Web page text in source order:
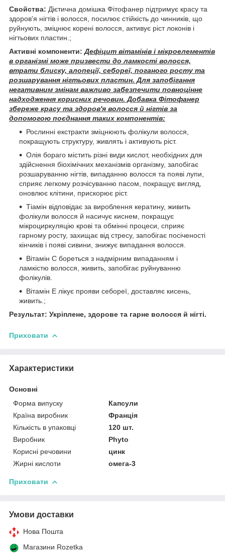
Свойства: Дієтична домішка Фітофанер підтримує красу та
здоров'я нігтів і волосся, посилює стійкість до чинників, що
руйнують, зміцнює корені волосся, активує ріст локонів і
нігтьових пластин.;
Активні компоненти: Дефіцит вітамінів і мікроелементів
в організмі може призвести до ламкості волосся,
втрати блиску, алопеції, себореї, поганого росту та
розшарування нігтьових пластин. Для запобігання
негативним змінам важливо забезпечити повноцінне
надходження корисних речовин. Добавка Фітофанер
збереже красу та здоров'я волосся й нігтів за
допомогою поєднання таких компонентів:
Рослинні екстракти зміцнюють фолікули волосся,
покращують структуру, живлять і активують ріст.
Олія бораго містить різні види кислот, необхідних для
здійснення біохімічних механізмів організму, запобігає
розшаруванню нігтів, випаданню волосся та появі лупи,
сприяє легкому розчісуванню пасом, покращує вигляд,
оновлює клітини, прискорює ріст.
Тіамін відповідає за вироблення кератину, живить
фолікули волосся й насичує киснем, покращує
мікроциркуляцію крові та обмінні процеси, сприяє
гарному росту, захищає від стресу, запобігає посіченості
кінчиків і появі сивини, знижує випадання волосся.
Вітамін C бореться з надмірним випаданням і
ламкістю волосся, живить, запобігає руйнуванню
фолікулів.
Вітамін Е лікує прояви себореї, доставляє кисень,
живить.;
Результат: Укріплене, здорове та гарне волосся й нігті.
Приховати
Характеристики
Основні
Форма випуску
Капсули
Країна виробник
Франція
Кількість в упаковці
120 шт.
Виробник
Phyto
Корисні речовини
цинк
Жирні кислоти
омега-3
Приховати
Умови доставки
Нова Пошта
Магазини Rozetka